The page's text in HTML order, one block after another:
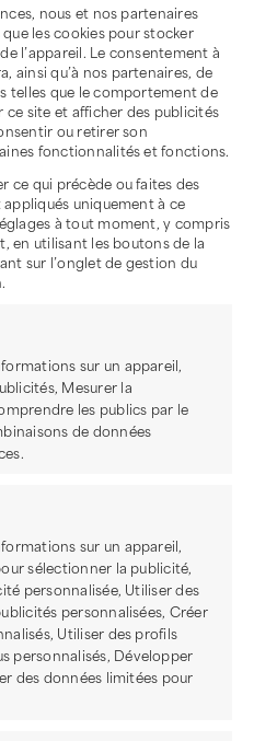
nous et nos partenaires
les cookies pour stocker
l’appareil. Le consentement à
ainsi qu’à nos partenaires, de
telles que le comportement de
ce site et afficher des publicités
ou retirer son
fonctionnalités et fonctions.
ce qui précède ou faites des
uniquement à ce
à tout moment, y compris
en utilisant les boutons de la
sur l’onglet de gestion du
sur un appareil,
Mesurer la
les publics par le
de données
sur un appareil,
sélectionner la publicité,
personnalisée, Utiliser des
personnalisées, Créer
Utiliser des profils
personnalisés, Développer
des données limitées pour